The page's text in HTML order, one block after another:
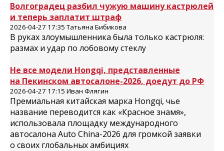
Волгоградец разбил чужую машину кастрюлей
и теперь заплатит штраф
2026-04-27 17:35 Татьяна Бибикова
В руках злоумышленника была только кастрюля:
размах и удар по лобовому стеклу
Не все модели Hongqi, представленные
на Пекинском автосалоне-2026, доедут до РФ
2026-04-27 17:15 Иван Флягин
Премиальная китайская марка Hongqi, чье
название переводится как «Красное знамя»,
использовала площадку международного
автосалона Auto China-2026 для громкой заявки
о своих глобальных амбициях